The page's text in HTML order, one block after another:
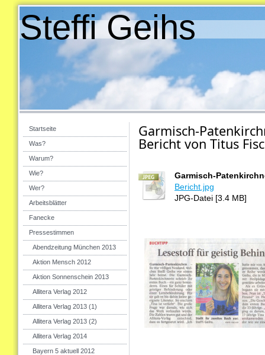
Steffi Geihs
Startseite
Was?
Warum?
Wie?
Wer?
Arbeitsblätter
Fanecke
Pressestimmen
Abendzeitung München 2013
Aktion Mensch 2012
Aktion Sonnenschein 2013
Allitera Verlag 2012
Allitera Verlag 2013 (1)
Allitera Verlag 2013 (2)
Allitera Verlag 2014
Bayern 5 aktuell 2012
Garmisch-
Bericht von Titus
Garmisch-
Bericht.jpg
JPG-Datei [3.4 MB]